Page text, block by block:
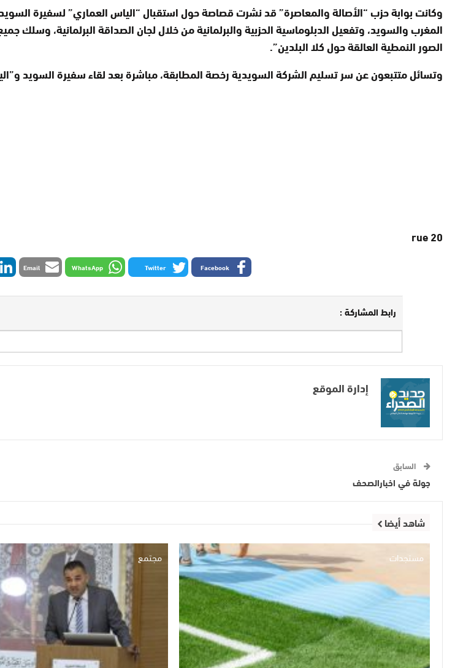
وكانت بوابة حزب “الأصالة والمعاصرة” قد نشرت قصاصة حول استقبال “الياس العماري” لسفيرة السويد
المغرب والسويد، وتفعيل الدبلوماسية الحزبية والبرلمانية من خلال لجان الصداقة البرلمانية،
الصور النمطية العالقة حول كلا البلدين”.
وتسائل متتبعون عن سر تسليم الشركة السويدية رخصة المطابقة، مباشرة بعد لقاء سفيرة السويد
rue 20
Facebook
Twitter
WhatsApp
Email
رابط المشاركة :
إدارة الموقع
السابق
جولة في اخبارالصحف
شاهد أيضا
مستجدات مجتمع